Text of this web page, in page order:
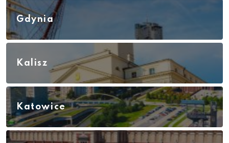
Gdynia
Kalisz
Katowice